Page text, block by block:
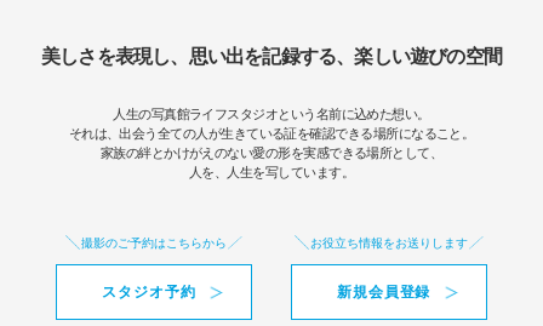
美しさを表現し、思い出を記録する、楽しい遊びの空間
人生の写真館ライフスタジオという名前に込めた想い。
それは、出会う全ての人が生きている証を確認できる場所になること。
家族の絆とかけがえのない愛の形を実感できる場所として、
人を、人生を写しています。
撮影のご予約はこちらから
スタジオ予約
お役立ち情報をお送りします
新規会員登録